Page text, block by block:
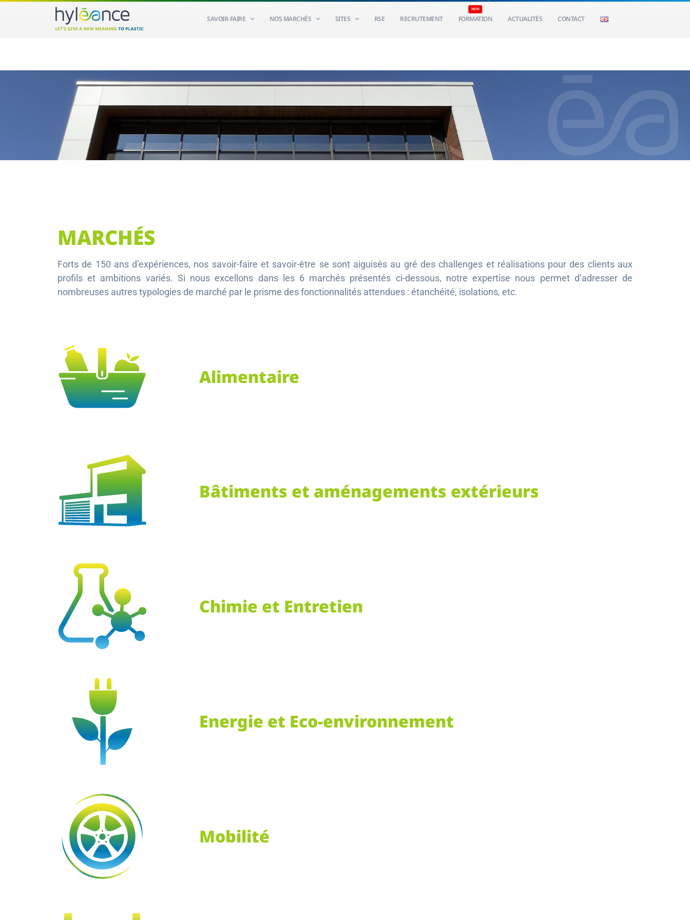
SAVOIR-FAIRE NOS MARCHÉS SITES RSE RECRUTEMENT FORMATION ACTUALITÉS CONTACT
MARCHÉS
Forts de 150 ans d’expériences, nos savoir-faire et savoir-être se sont aiguisés au gré des challenges et réalisations pour des clients aux
profils et ambitions variés. Si nous excellons dans les 6 marchés présentés ci-dessous, notre expertise nous permet d’adresser de
nombreuses autres typologies de marché par le prisme des fonctionnalités attendues : étanchéité, isolations, etc.
Alimentaire
Bâtiments et aménagements extérieurs
Chimie et Entretien
Energie et Eco-environnement
Mobilité